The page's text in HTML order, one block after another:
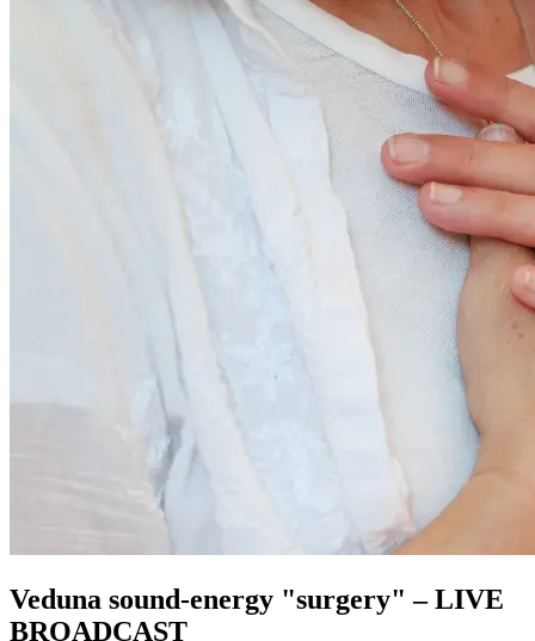
Veduna sound-energy "surgery" – LIVE
BROADCAST